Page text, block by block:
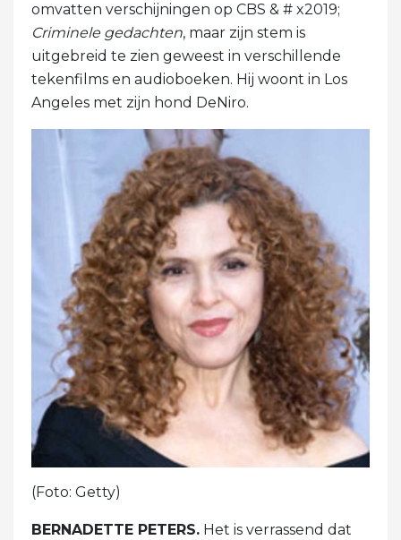
omvatten verschijningen op CBS & # x2019;
Criminele gedachten, maar zijn stem is
uitgebreid te zien geweest in verschillende
tekenfilms en audioboeken. Hij woont in Los
Angeles met zijn hond DeNiro.
(Foto: Getty)
BERNADETTE PETERS. Het is verrassend dat